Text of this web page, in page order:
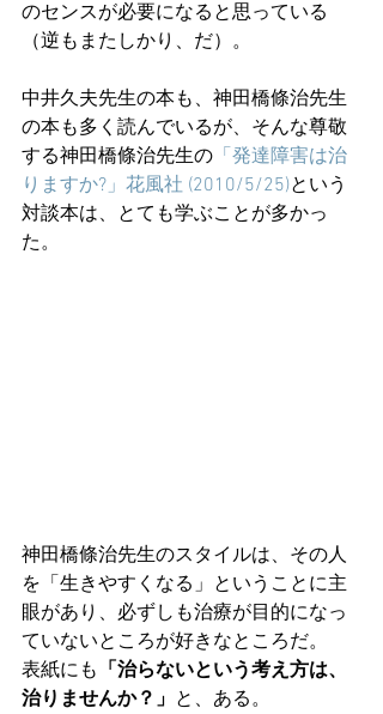
のセンスが必要になると思っている
（逆もまたしかり、だ）。
中井久夫先生の本も、神田橋條治先生
の本も多く読んでいるが、そんな尊敬
する神田橋條治先生の 「発達障害は治
りますか?」花風社 (2010/5/25)という
対談本は、とても学ぶことが多かっ
た。
神田橋條治先生のスタイルは、その人
を「生きやすくなる」ということに主
眼があり、必ずしも治療が目的になっ
ていないところが好きなところだ。
表紙にも 「治らないという考え方は、
治りませんか？」 と、ある。